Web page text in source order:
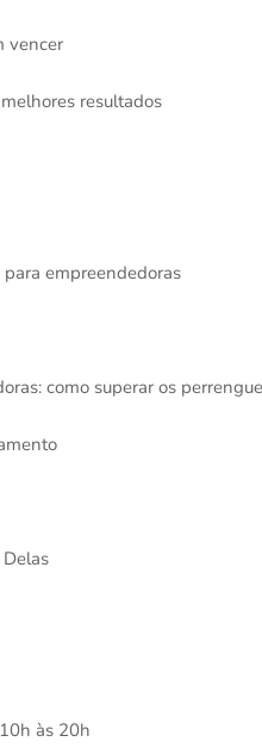
vencer
resultados
empreendedoras
como superar os
às 20h